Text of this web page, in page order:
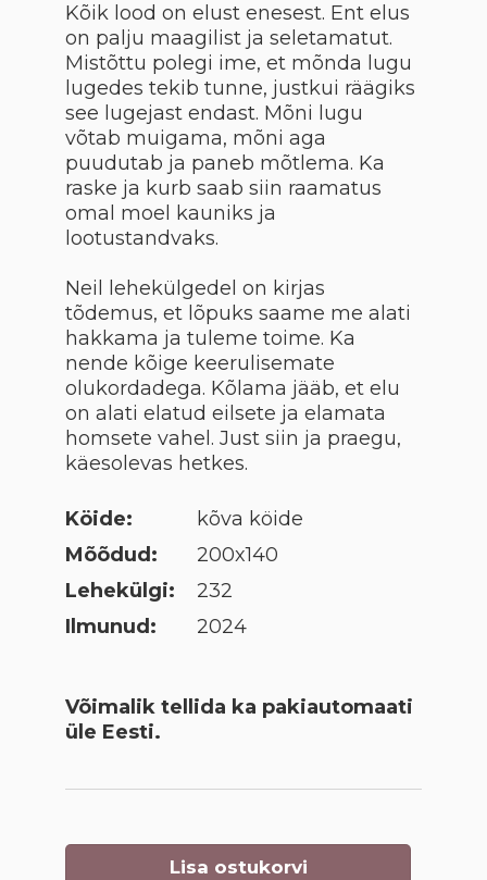
Kõik lood on elust enesest. Ent elus
on palju maagilist ja seletamatut.
Mistõttu polegi ime, et mõnda lugu
lugedes tekib tunne, justkui räägiks
see lugejast endast. Mõni lugu
võtab muigama, mõni aga
puudutab ja paneb mõtlema. Ka
raske ja kurb saab siin raamatus
omal moel kauniks ja
lootustandvaks.
Neil lehekülgedel on kirjas
tõdemus, et lõpuks saame me alati
hakkama ja tuleme toime. Ka
nende kõige keerulisemate
olukordadega. Kõlama jääb, et elu
on alati elatud eilsete ja elamata
homsete vahel. Just siin ja praegu,
käesolevas hetkes.
Köide:
kõva köide
Mõõdud:
200x140
Lehekülgi:
232
Ilmunud:
2024
Võimalik tellida ka pakiautomaati
üle Eesti.
Lisa ostukorvi